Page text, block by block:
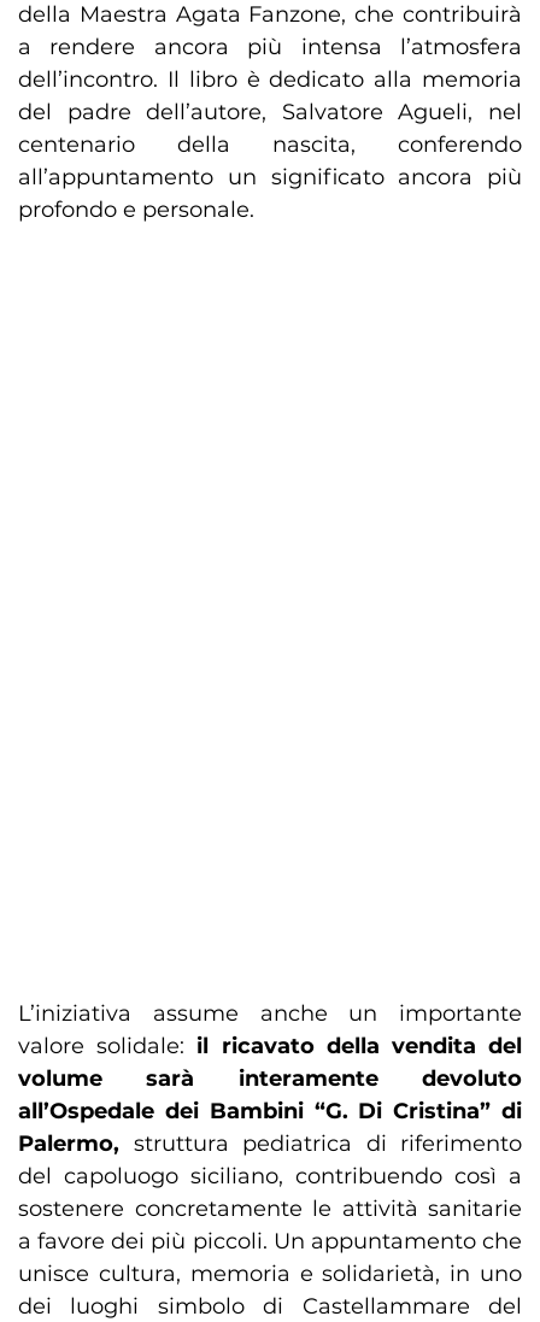
della Maestra Agata Fanzone, che contribuirà
a rendere ancora più intensa l’atmosfera
dell’incontro. Il libro è dedicato alla memoria
del padre dell’autore, Salvatore Agueli, nel
centenario della nascita, conferendo
all’appuntamento un significato ancora più
profondo e personale.
L’iniziativa assume anche un importante
valore solidale: il ricavato della vendita del
volume sarà interamente devoluto
all’Ospedale dei Bambini “G. Di Cristina” di
Palermo, struttura pediatrica di riferimento
del capoluogo siciliano, contribuendo così a
sostenere concretamente le attività sanitarie
a favore dei più piccoli. Un appuntamento che
unisce cultura, memoria e solidarietà, in uno
dei luoghi simbolo di Castellammare del